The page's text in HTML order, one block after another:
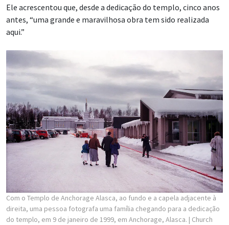
Ele acrescentou que, desde a dedicação do templo, cinco anos
antes, “uma grande e maravilhosa obra tem sido realizada
aqui.”
Com o Templo de Anchorage Alasca, ao fundo e a capela adjacente à
direita, uma pessoa fotografa uma família chegando para a dedicação
do templo, em 9 de janeiro de 1999, em Anchorage, Alasca. | Church